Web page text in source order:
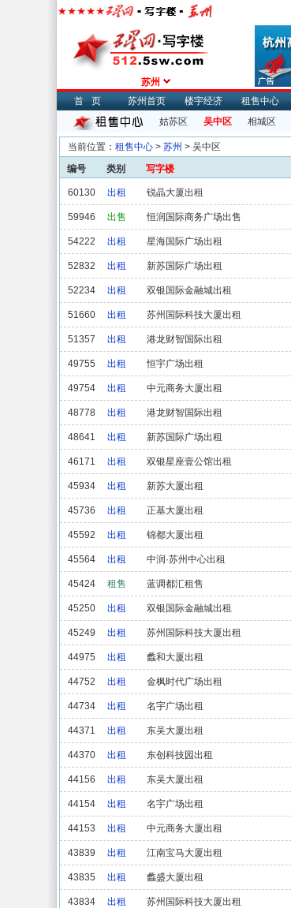
苏州
首页
苏州首页 楼宇经济 租售中心
姑苏区
吴中区 相城区
当前位置： 租售中心 > 苏州 > 吴中区
编号
类别 写字楼
60130 出租 锐晶大厦出租
59946 出售 恒润国际商务广场出售
54222 出租 星海国际广场出租
52832 出租 新苏国际广场出租
52234 出租 双银国际金融城出租
51660 出租 苏州国际科技大厦出租
51357 出租 港龙财智国际出租
49755 出租 恒宇广场出租
49754 出租 中元商务大厦出租
48778 出租 港龙财智国际出租
48641 出租 新苏国际广场出租
46171 出租 双银星座壹公馆出租
45934 出租 新苏大厦出租
45736 出租 正基大厦出租
45592 出租 锦都大厦出租
45564 出租 中润·苏州中心出租
45424 租售 蓝调都汇租售
45250 出租 双银国际金融城出租
45249 出租 苏州国际科技大厦出租
44975 出租 蠡和大厦出租
44752 出租 金枫时代广场出租
44734 出租 名宇广场出租
44371 出租 东吴大厦出租
44370 出租 东创科技园出租
44156 出租 东吴大厦出租
44154 出租 名宇广场出租
44153 出租 中元商务大厦出租
43839 出租 江南宝马大厦出租
43835 出租 蠡盛大厦出租
43834 出租 苏州国际科技大厦出租